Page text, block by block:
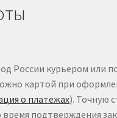
России курьером или
картой при
о платежах). Точную
подтверждения